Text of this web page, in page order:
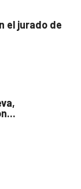
el jurado de